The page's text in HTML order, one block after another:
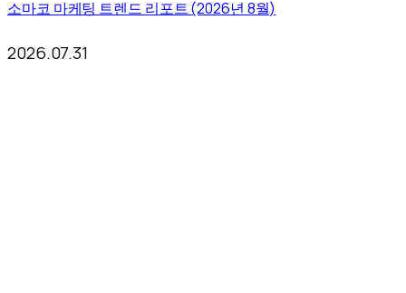
소마코 마케팅 트렌드 리포트 (2026년 8월)
2026.07.31